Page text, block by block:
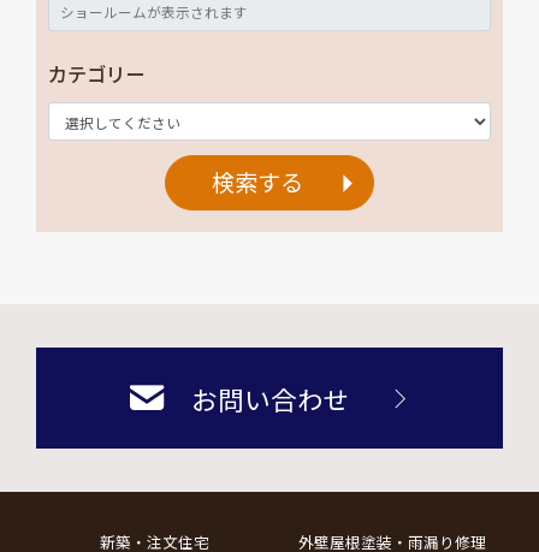
カテゴリー
検索する
お問い合わせ
新築・注文住宅 外壁屋根塗装・雨漏り修理